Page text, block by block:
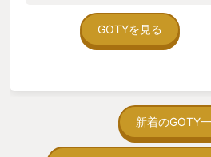
GOTYを見る
新着のGOTY